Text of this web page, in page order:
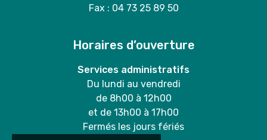
Fax : 04 73 25 89 50
Horaires d’ouverture
Services administratifs
Du lundi au vendredi
de 8h00 à 12h00
et de 13h00 à 17h00
Fermés les jours fériés